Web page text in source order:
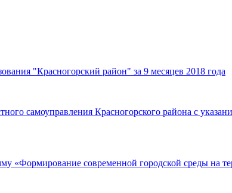
"Красногорский район" за 9 месяцев 2018 года
самоуправления Красногорского района с
современной городской среды на